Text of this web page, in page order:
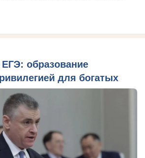
образование
для богатых